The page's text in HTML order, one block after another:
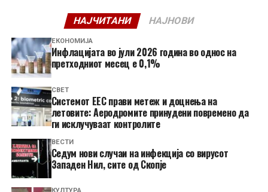
НАЈЧИТАНИ НАЈНОВИ
ЕКОНОМИЈА
Инфлацијата во јули 2026 година во однос на
претходниот месец е 0,1%
СВЕТ
Системот ЕЕС прави метеж и доцнења на
летовите: Аеродромите принудени повремено да
ги исклучуваат контролите
ВЕСТИ
Седум нови случаи на инфекција со вирусот
Западен Нил, сите од Скопје